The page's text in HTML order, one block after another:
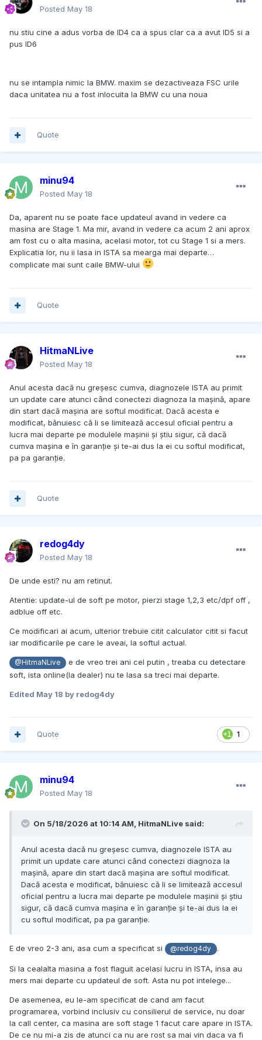
Posted May 18
nu stiu cine a adus vorba de ID4 ca a spus clar ca a avut ID5 si a
pus ID6
nu se intampla nimic la BMW. maxim se dezactiveaza FSC urile
daca unitatea nu a fost inlocuita la BMW cu una noua
Quote
minu94
Posted May 18
Da, aparent nu se poate face updateul avand in vedere ca
masina are Stage 1. Ma mir, avand in vedere ca acum 2 ani aprox
am fost cu o alta masina, acelasi motor, tot cu Stage 1 si a mers.
Explicatia lor, nu ii lasa in ISTA sa mearga mai departe…
complicate mai sunt caile BMW-ului
Quote
HitmaNLive
Posted May 18
Anul acesta dacă nu greșesc cumva, diagnozele ISTA au primit
un update care atunci când conectezi diagnoza la mașină, apare
din start dacă mașina are softul modificat. Dacă acesta e
modificat, bănuiesc că li se limitează accesul oficial pentru a
lucra mai departe pe modulele mașinii și știu sigur, că dacă
cumva mașina e în garanție și te-ai dus la ei cu softul modificat,
pa pa garanție.
Quote
redog4dy
Posted May 18
De unde esti? nu am retinut.
Atentie: update-ul de soft pe motor, pierzi stage 1,2,3 etc/dpf off ,
adblue off etc.
Ce modificari ai acum, ulterior trebuie citit calculator citit si facut
iar modificarile pe care le aveai, la softul actual.
@HitmaNLive
e de vreo trei ani cel putin , treaba cu detectare
soft, ista online(la dealer) nu te lasa sa treci mai departe.
Edited May 18 by redog4dy
1
Quote
minu94
Posted May 18
On 5/18/2026 at 10:14 AM, HitmaNLive said:
Anul acesta dacă nu greșesc cumva, diagnozele ISTA au
primit un update care atunci când conectezi diagnoza la
mașină, apare din start dacă mașina are softul modificat.
Dacă acesta e modificat, bănuiesc că li se limitează accesul
oficial pentru a lucra mai departe pe modulele mașinii și știu
sigur, că dacă cumva mașina e în garanție și te-ai dus la ei
cu softul modificat, pa pa garanție.
E de vreo 2-3 ani, asa cum a specificat si @redog4dy .
Si la cealalta masina a fost flaguit acelasi lucru in ISTA, insa au
mers mai departe cu updateul de soft. Asta nu pot intelege...
De asemenea, eu le-am specificat de cand am facut
programarea, vorbind inclusiv cu consilierul de service, nu doar
la call center, ca masina are soft stage 1 facut care apare in ISTA.
De ce nu mi-a zis de atunci ca nu are rost sa mai vin daca va fi